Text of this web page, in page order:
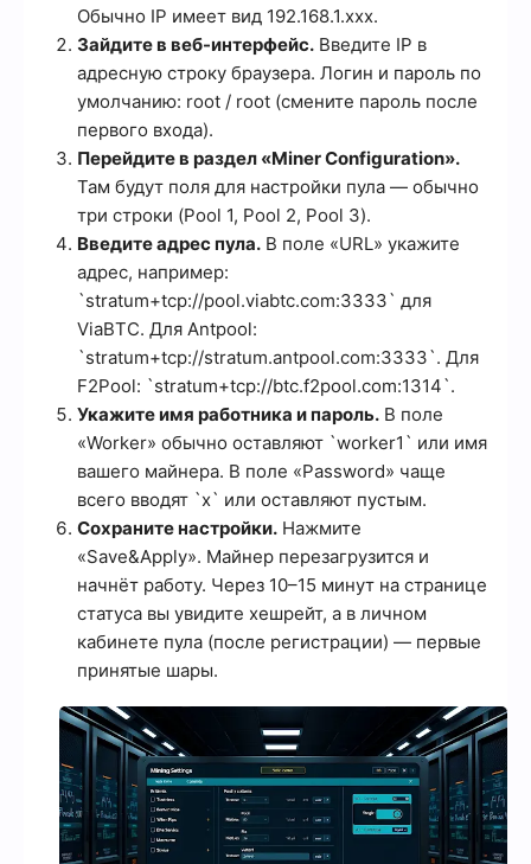
Обычно IP имеет вид 192.168.1.xxx.
Зайдите в веб-интерфейс. Введите IP в
адресную строку браузера. Логин и пароль по
умолчанию: root / root (смените пароль после
первого входа).
Перейдите в раздел «Miner Configuration».
Там будут поля для настройки пула — обычно
три строки (Pool 1, Pool 2, Pool 3).
Введите адрес пула. В поле «URL» укажите
адрес, например:
`stratum+tcp://pool.viabtc.com:3333` для
ViaBTC. Для Antpool:
`stratum+tcp://stratum.antpool.com:3333`. Для
F2Pool: `stratum+tcp://btc.f2pool.com:1314`.
Укажите имя работника и пароль. В поле
«Worker» обычно оставляют `worker1` или имя
вашего майнера. В поле «Password» чаще
всего вводят `x` или оставляют пустым.
Сохраните настройки. Нажмите
«Save&Apply». Майнер перезагрузится и
начнёт работу. Через 10–15 минут на странице
статуса вы увидите хешрейт, а в личном
кабинете пула (после регистрации) — первые
принятые шары.